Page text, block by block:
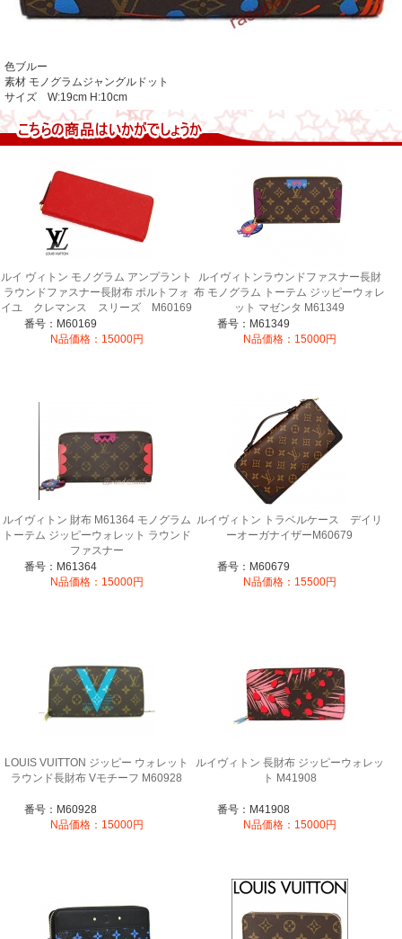
色ブルー
素材 モノグラムジャングルドット
サイズ W:19cm H:10cm
ルイ ヴィトン モノグラム アンプラント
ラウンドファスナー長財布 ポルトフォ
イユ クレマンス スリーズ M60169
番号：M60169
N品価格：15000円
ルイヴィトンラウンドファスナー長財
布 モノグラム トーテム ジッピーウォレ
ット マゼンタ M61349
番号：M61349
N品価格：15000円
ルイヴィトン 財布 M61364 モノグラム
トーテム ジッピーウォレット ラウンド
ファスナー
番号：M61364
N品価格：15000円
ルイヴィトン トラベルケース デイリ
ーオーガナイザーM60679
番号：M60679
N品価格：15500円
LOUIS VUITTON ジッピー ウォレット
ラウンド長財布 Vモチーフ M60928
番号：M60928
N品価格：15000円
ルイヴィトン 長財布 ジッピーウォレッ
ト M41908
番号：M41908
N品価格：15000円